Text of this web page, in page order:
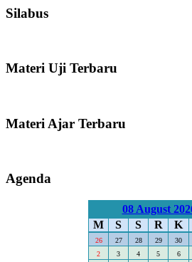
Silabus
Materi Uji Terbaru
Materi Ajar Terbaru
Agenda
08 August
M
S S R K
26 27 28 29 30
2
3 4 5 6